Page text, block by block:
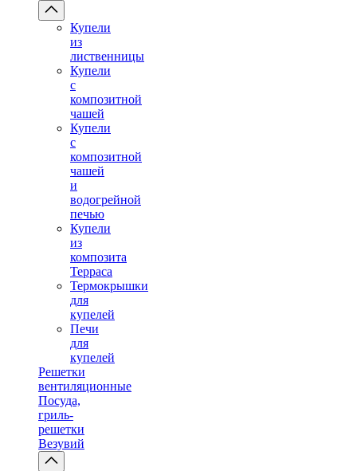
Купели
из
лиственницы
Купели
с
композитной
чашей
Купели
с
композитной
чашей
и
водогрейной
печью
Купели
из
композита
Терраса
Термокрышки
для
купелей
Печи
для
купелей
Решетки
вентиляционные
Посуда,
гриль-
решетки
Везувий